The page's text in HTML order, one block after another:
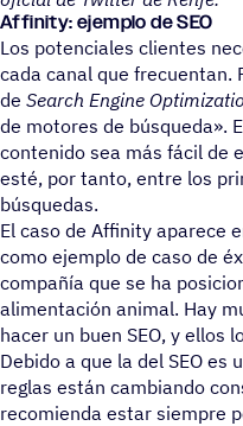
Affinity: ejemplo de SEO
Los potenciales clientes
cada canal que frecuentan.
de Search Engine
de motores de búsqueda».
contenido sea más fácil de
esté, por tanto, entre los
búsquedas.
El caso de Affinity aparece
como ejemplo de caso de
compañía que se ha
alimentación animal. Hay
hacer un buen SEO, y ellos
Debido a que la del SEO es
reglas están cambiando
recomienda estar siempre